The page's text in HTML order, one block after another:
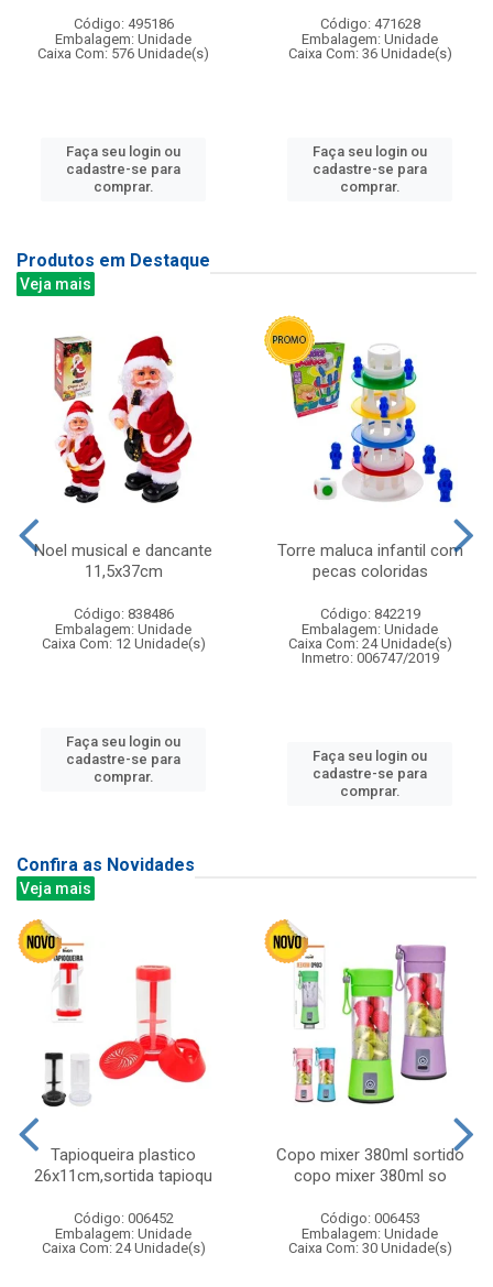
Código: 495186
Embalagem: Unidade
Caixa Com: 576 Unidade(s)
Faça seu login ou
cadastre-se para
comprar.
Código: 471628
Embalagem: Unidade
Caixa Com: 36 Unidade(s)
Faça seu login ou
cadastre-se para
comprar.
Produtos em Destaque
Veja mais
Noel musical e dancante
11,5x37cm
Código: 838486
Embalagem: Unidade
Caixa Com: 12 Unidade(s)
Faça seu login ou
cadastre-se para
comprar.
Torre maluca infantil com
pecas coloridas
Código: 842219
Embalagem: Unidade
Caixa Com: 24 Unidade(s)
Inmetro: 006747/2019
Faça seu login ou
cadastre-se para
comprar.
Confira as Novidades
Veja mais
Tapioqueira plastico
26x11cm,sortida tapioqu
Código: 006452
Embalagem: Unidade
Caixa Com: 24 Unidade(s)
Copo mixer 380ml sortido
copo mixer 380ml so
Código: 006453
Embalagem: Unidade
Caixa Com: 30 Unidade(s)